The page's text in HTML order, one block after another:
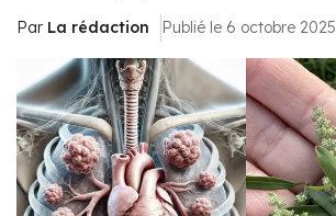
Par La rédaction Publié le 6 octobre 2025